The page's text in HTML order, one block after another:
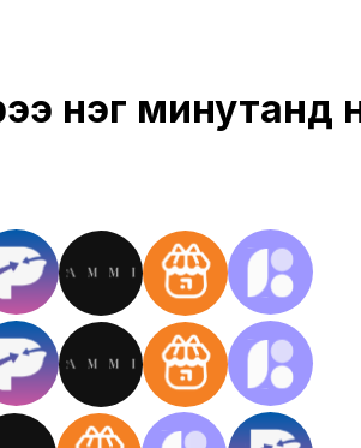
нэг минутанд